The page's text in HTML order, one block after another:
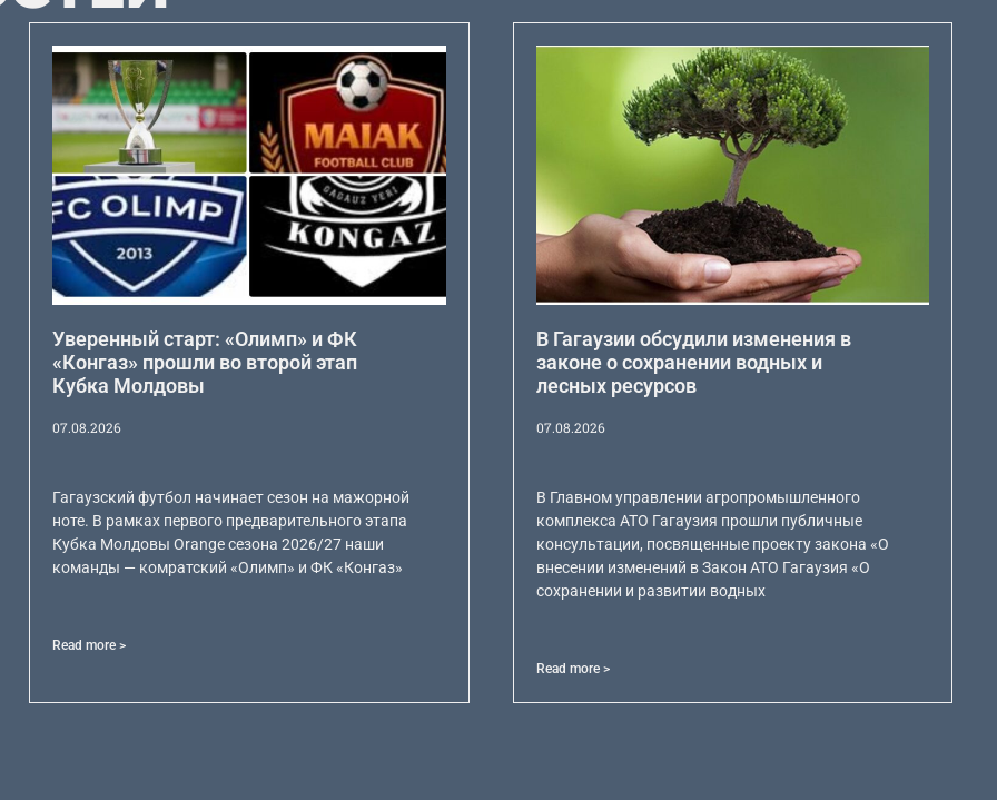
Уверенный старт: «Олимп» и ФК
«Конгаз» прошли во второй этап
Кубка Молдовы
07.08.2026
Гагаузский футбол начинает сезон на мажорной
ноте. В рамках первого предварительного этапа
Кубка Молдовы Orange сезона 2026/27 наши
команды — комратский «Олимп» и ФК «Конгаз»
Read more >
В Гагаузии обсудили изменения в
законе о сохранении водных и
лесных ресурсов
07.08.2026
В Главном управлении агропромышленного
комплекса АТО Гагаузия прошли публичные
консультации, посвященные проекту закона «О
внесении изменений в Закон АТО Гагаузия «О
сохранении и развитии водных
Read more >